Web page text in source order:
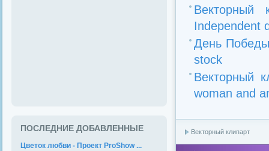
Independent
День
stock
Векторный
woman and
Векторный клипарт
ПОСЛЕДНИЕ ДОБАВЛЕННЫЕ
Цветок любви - Проект ProShow ...